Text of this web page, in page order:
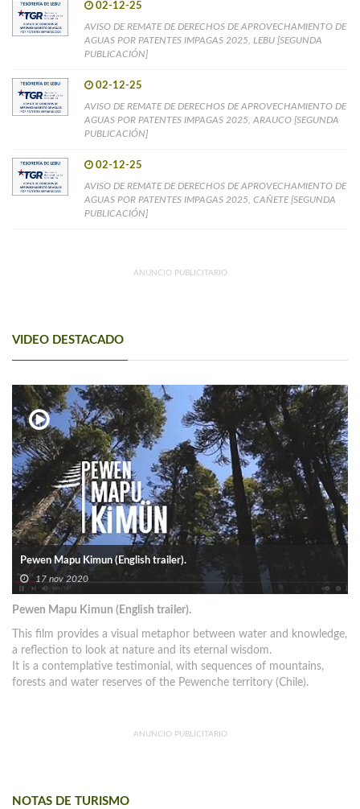
02-12-25
AVISO DE REMATE DE DERECHOS DE APROVECHAMIENTO DE
AGUAS POR PATENTES IMPAGAS 2025, LEBU [SEGUNDA
PUBLICACIÓN]
02-12-25
AVISO DE REMATE DE DERECHOS DE APROVECHAMIENTO DE
AGUAS POR PATENTES IMPAGAS 2025, ARAUCO [SEGUNDA
PUBLICACIÓN]
02-12-25
AVISO DE REMATE DE DERECHOS DE APROVECHAMIENTO DE
AGUAS POR PATENTES IMPAGAS 2025, CAÑETE [SEGUNDA
PUBLICACIÓN]
ANUNCIO PUBLICITARIO
VIDEO DESTACADO
Pewen Mapu Kimun (English trailer).
17 nov 2020
Pewen Mapu Kimun (English trailer).
This film provides a visual metaphor between water and knowledge,
a reflection to look at nature and its eternal wisdom.
It is a contemplative testimonial, with sequences of mountains,
forests and water reserves of the Pewenche territory (Chile).
ANUNCIO PUBLICITARIO
NOTAS DE TURISMO